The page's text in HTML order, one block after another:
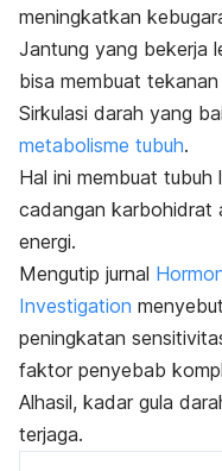
meningkatkan
Jantung yang bekerja
bisa membuat
Sirkulasi darah yang
metabolisme tubuh.
Hal ini membuat tubuh
cadangan karbohidrat
energi.
Mengutip jurnal
Investigation
peningkatan
faktor penyebab
Alhasil, kadar gula
terjaga.